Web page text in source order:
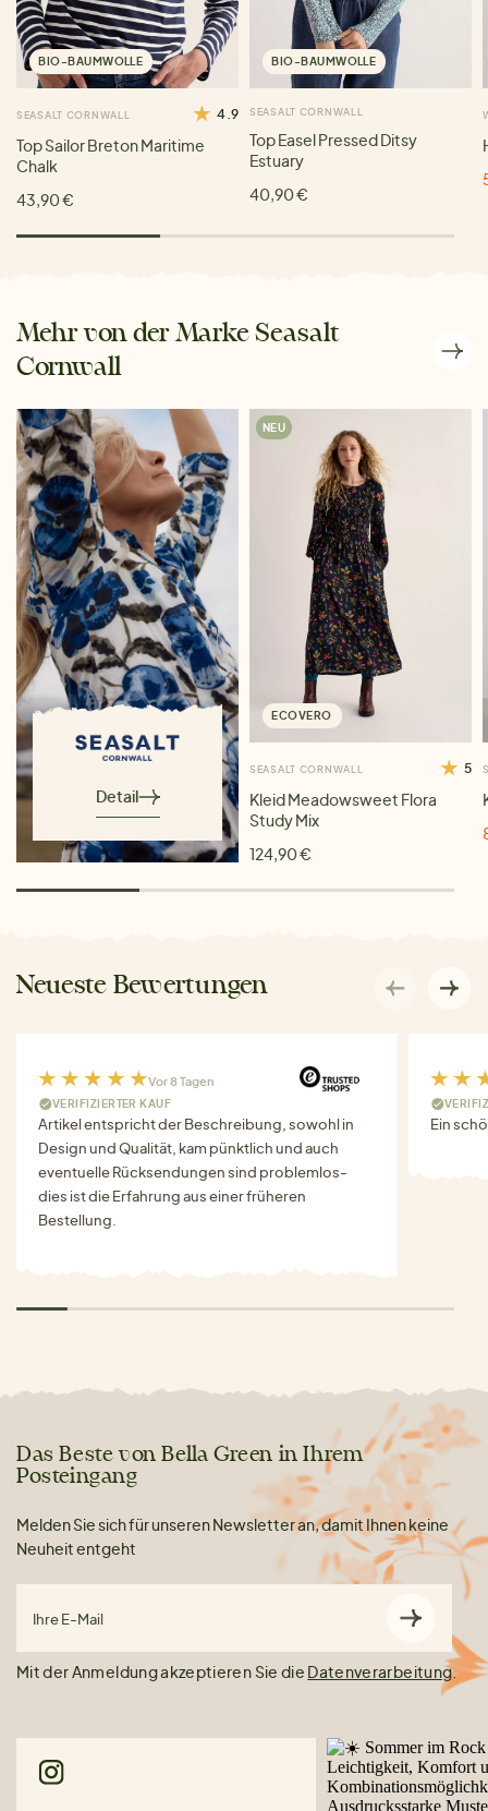
BIO-BAUMWOLLE
SEASALT CORNWALL 4.9
Top Sailor Breton Maritime
Chalk
43,90 €
BIO-BAUMWOLLE
SEASALT CORNWALL
Top Easel Pressed Ditsy
Estuary
40,90 €
Mehr von der Marke Seasalt
Cornwall
Detail
NEU
ECOVERO
SEASALT CORNWALL 5
Kleid Meadowsweet Flora
Study Mix
124,90 €
Neueste Bewertungen
Vor 8 Tagen
VERIFIZIERTER KAUF
Artikel entspricht der Beschreibung, sowohl in
Design und Qualität, kam pünktlich und auch
eventuelle Rücksendungen sind problemlos-
dies ist die Erfahrung aus einer früheren
Bestellung.
Ein
Das Beste von Bella Green in Ihrem
Posteingang
Melden Sie sich für unseren Newsletter an, damit Ihnen keine
Neuheit entgeht
Ihre E-Mail
Mit der Anmeldung akzeptieren Sie die Datenverarbeitung.